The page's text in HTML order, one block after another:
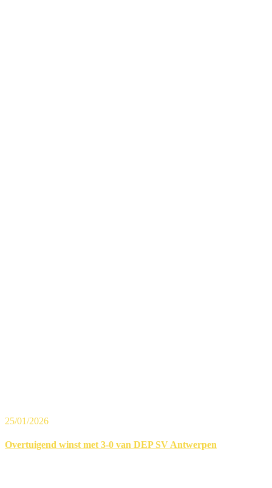
25/01/2026
Overtuigend winst met 3‑0 van DEP SV Antwerpen